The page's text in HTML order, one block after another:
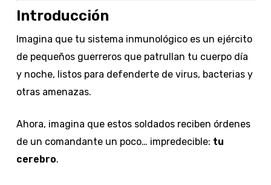
Introducción
Imagina que tu sistema inmunológico es un ejército
de pequeños guerreros que patrullan tu cuerpo día
y noche, listos para defenderte de virus, bacterias y
otras amenazas.
Ahora, imagina que estos soldados reciben órdenes
de un comandante un poco… impredecible: tu
cerebro.